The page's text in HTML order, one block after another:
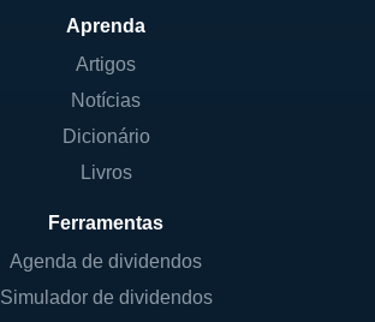
Aprenda
Artigos
Notícias
Dicionário
Livros
Ferramentas
Agenda de dividendos
Simulador de dividendos